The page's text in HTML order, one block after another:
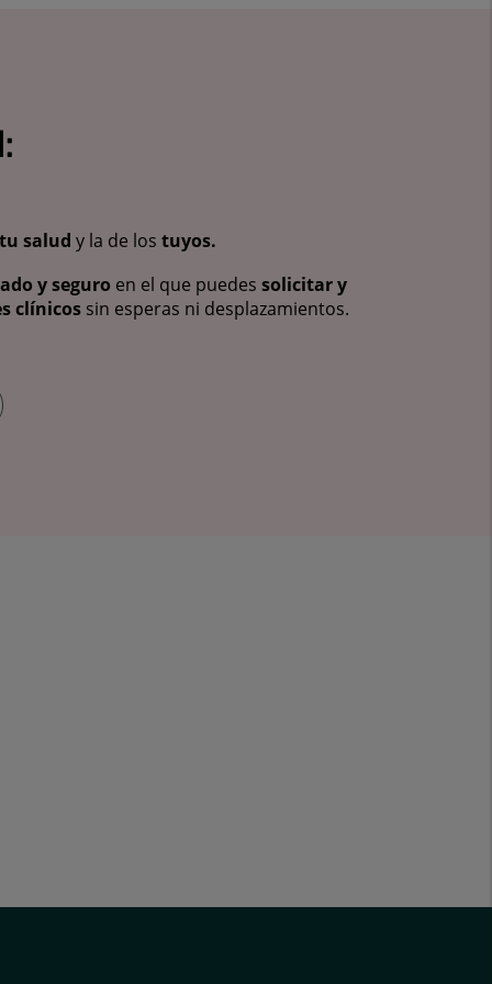
tu salud y la de los tuyos.
y seguro en el que puedes solicitar y
clínicos sin esperas ni desplazamientos.